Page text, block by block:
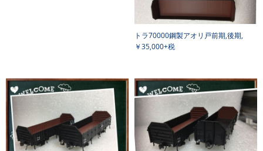
トラ70000鋼製アオリ戸前期,後期,
￥35,000+税